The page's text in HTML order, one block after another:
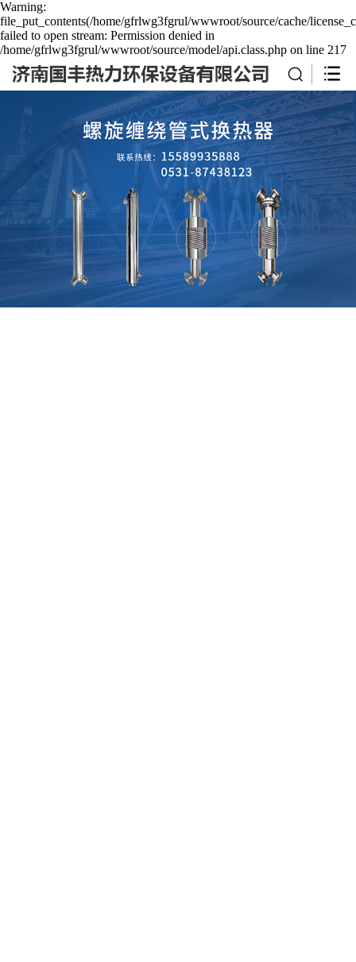
Warning:
file_put_contents(/home/gfrlwg3fgrul/wwwroot/source/cache/
failed to open stream: Permission denied in
/home/gfrlwg3fgrul/wwwroot/source/model/api.class.php on line 217